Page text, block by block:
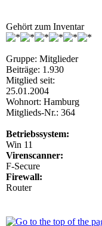
Gehört zum Inventar
Gruppe: Mitglieder
Beiträge: 1.930
Mitglied seit:
25.01.2004
Wohnort: Hamburg
Mitglieds-Nr.: 364
Betriebssystem:
Win 11
Virenscanner:
F-Secure
Firewall:
Router